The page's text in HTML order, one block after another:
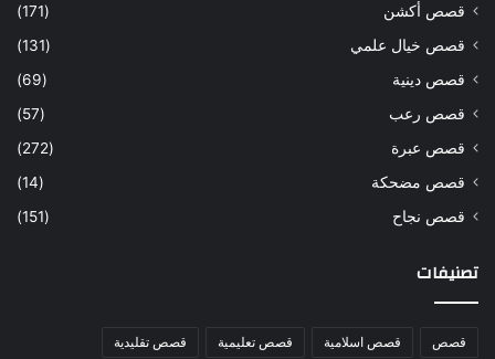
قصص أكشن
(171)
قصص خيال علمي
(131)
قصص دينية
(69)
قصص رعب
(57)
قصص عبرة
(272)
قصص مضحكة
(14)
قصص نجاح
(151)
تصنيفات
قصص قصص اسلامية قصص تعليمية قصص تقليدية